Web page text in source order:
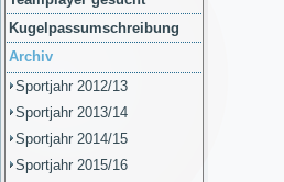
Kugelpassumschreibung
Archiv
Sportjahr 2012/13
Sportjahr 2013/14
Sportjahr 2014/15
Sportjahr 2015/16